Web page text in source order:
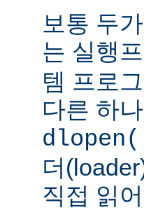
보통 두
는 실행
템 프로
다른 하
더
직접 읽